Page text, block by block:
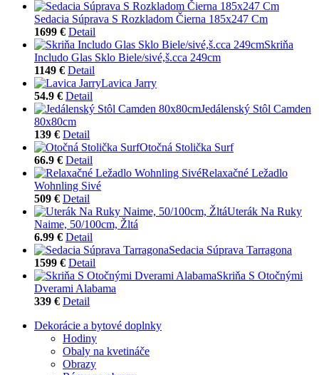
Sedacia Súprava S Rozkladom Čierna 185x247 Cm
1699 € Detail
Skriňa
Includo Glas Sklo Biele/sivé,š.cca 249cm
1149 € Detail
Lavica Jarry
54.9 € Detail
Jedálenský Stôl Camden
80x80cm
139 € Detail
Otočná Stolička Surf
66.9 € Detail
Relaxačné Ležadlo
Wohnling Sivé
509 € Detail
Uterák Na Ruky
Naime, 50/100cm, Žltá
6.99 € Detail
Sedacia Súprava Tarragona
1599 € Detail
Skriňa S Otočnými
Dverami Alabama
339 € Detail
Dekorácie a bytové doplnky
Hodiny
Obaly na kvetináče
Obrazy